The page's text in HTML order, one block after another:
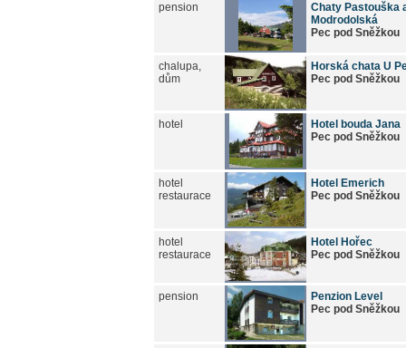
pension
Chaty Pastouška
Modrodolská
Pec pod Sněžkou
chalupa,
dům
Horská chata U
Pec pod Sněžkou
hotel
Hotel bouda Jana
Pec pod Sněžkou
hotel
restaurace
Hotel Emerich
Pec pod Sněžkou
hotel
restaurace
Hotel Hořec
Pec pod Sněžkou
pension
Penzion Level
Pec pod Sněžkou